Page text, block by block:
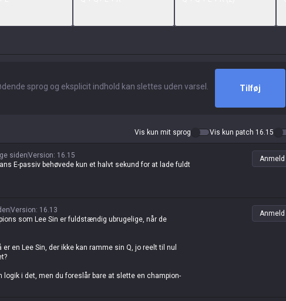
Tilføj
Vis kun mit sprog Vis kun patch 16.15
sidenVersion: 16.15
E-passiv behøvede kun et halvt sekund for at lade fuldt
Anmeld
Version: 16.13
som Lee Sin er fuldstændig ubrugelige, når de
en Lee Sin, der ikke kan ramme sin Q, jo reelt til nul
logik i det, men du foreslår bare at slette en champion-
bilder du dig ind med det hykleri?
Anmeld